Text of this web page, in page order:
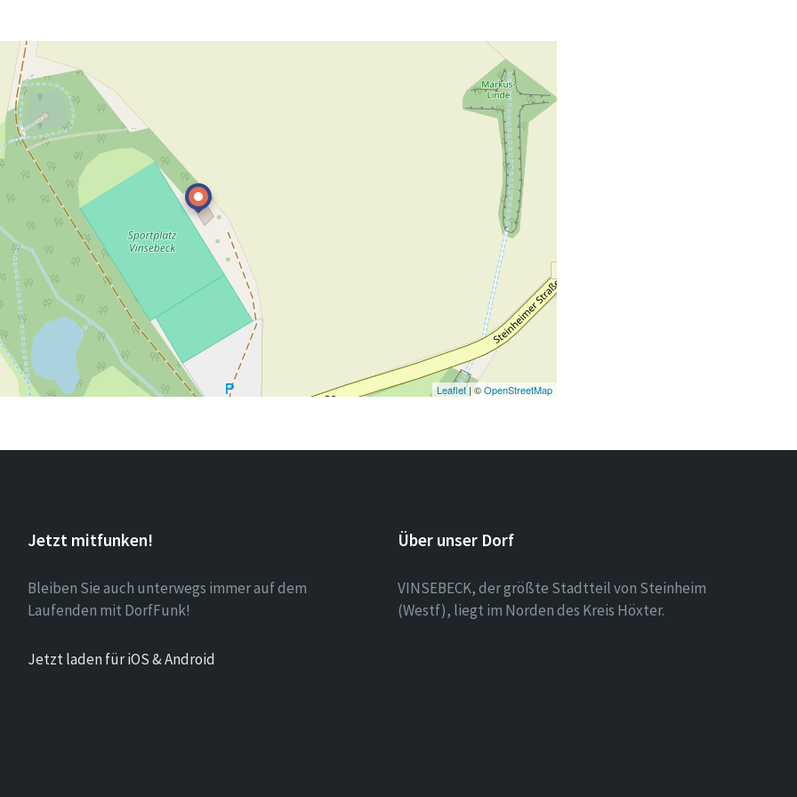
Leaflet| ©OpenStreetMap
Jetzt mitfunken!
Bleiben Sie auch unterwegs immer auf dem
Laufenden mit DorfFunk!
Jetzt laden für iOS & Android
Über unser Dorf
VINSEBECK, der größte Stadtteil von Steinheim
(Westf), liegt im Norden des Kreis Höxter.